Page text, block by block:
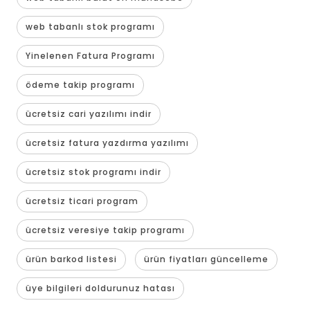
web tabanlı stok programı
Yinelenen Fatura Programı
ödeme takip programı
ücretsiz cari yazılımı indir
ücretsiz fatura yazdırma yazılımı
ücretsiz stok programı indir
ücretsiz ticari program
ücretsiz veresiye takip programı
ürün barkod listesi ürün fiyatları güncelleme
üye bilgileri doldurunuz hatası